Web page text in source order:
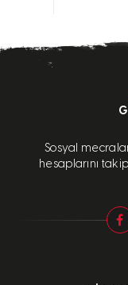
Sosyal
hesaplarını